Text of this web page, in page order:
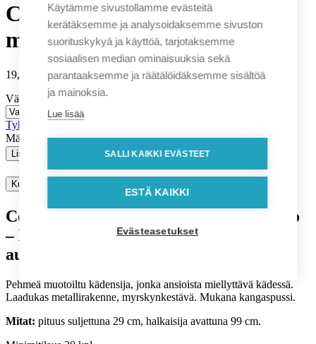
Colorissimo Cambridge
minisateenvarjo
19,90 alv. 0%
Väri
Tyhjennä
Määrä
Määrä
Lisää ostoskoriin Jätä tarjouskysely
Kuvaus
Colorissimo Cambridge minisateenvarjo
– Kokoontaitettava sateenvarjo
automaattiavauksella
Pehmeä muotoiltu kädensija, jonka ansioista miellyttävä kädessä.
Laadukas metallirakenne, myrskynkestävä. Mukana kangaspussi.
Mitat: pituus suljettuna 29 cm, halkaisija avattuna 99 cm.
Käytämme sivustollamme evästeitä
kerätäksemme ja analysoidaksemme sivuston
suorituskykyä ja käyttöä, tarjotaksemme
sosiaalisen median ominaisuuksia sekä
parantaaksemme ja räätälöidäksemme sisältöä
ja mainoksia.
Lue lisää
SALLI KAIKKI EVÄSTEET
ESTÄ KAIKKI
Evästeasetukset